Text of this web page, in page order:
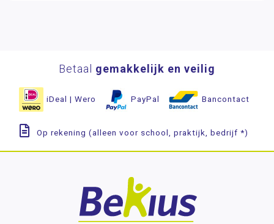
Betaal gemakkelijk en veilig
iDeal | Wero PayPal Bancontact
Op rekening (alleen voor school, praktijk, bedrijf *)